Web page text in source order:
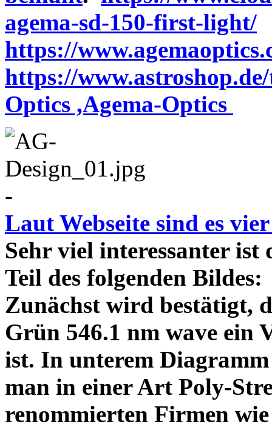
agema-sd-150-first-light/
https://
https://
Optics ,Agema-Optics
-
Laut Webseite sind es
Sehr viel interessanter
Teil des folgenden
Zunächst wird bestätigt,
Grün 546.1 nm wave ein
ist. In unterem
man in einer Art Poly-
renommierten Firmen